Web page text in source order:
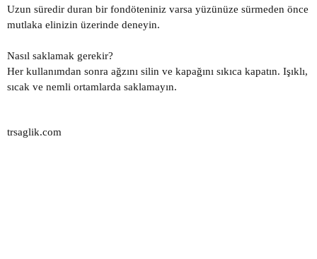
Uzun süredir duran bir fondöteniniz varsa yüzünüze sürmeden önce
mutlaka elinizin üzerinde deneyin.
Nasıl saklamak gerekir?
Her kullanımdan sonra ağzını silin ve kapağını sıkıca kapatın. Işıklı,
sıcak ve nemli ortamlarda saklamayın.
trsaglik.com